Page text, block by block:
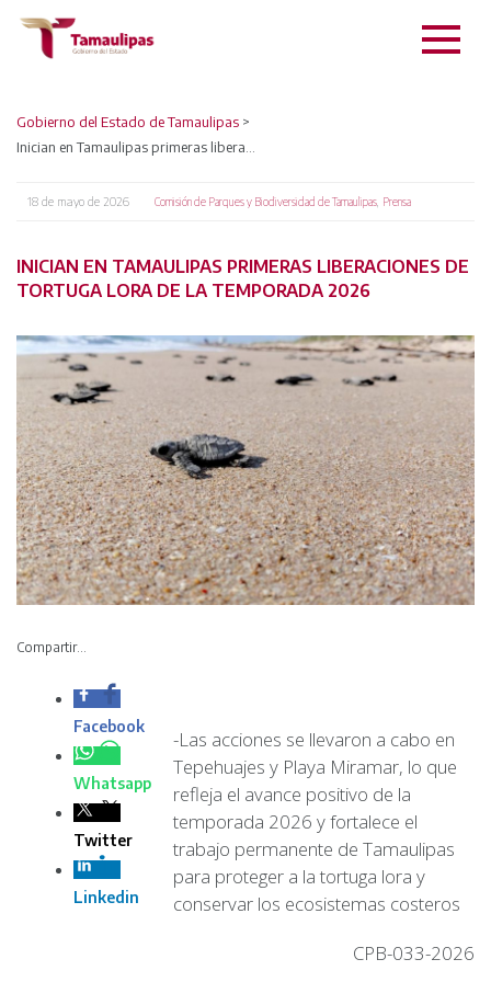
Gobierno del Estado de Tamaulipas >
18 de mayo de 2026 Comisión de Parques y Biodiversidad de Tamaulipas,Prensa
INICIAN EN TAMAULIPAS PRIMERAS LIBERACIONES DE
TORTUGA LORA DE LA TEMPORADA 2026
-Las acciones se
llevaron a cabo en
Tepehuajes y Playa Miramar, lo que refleja el avance
positivo de la temporada 2026 y fortalece el trabajo
permanente de Tamaulipas para proteger a la tortuga
lora y conservar los ecosistemas costeros